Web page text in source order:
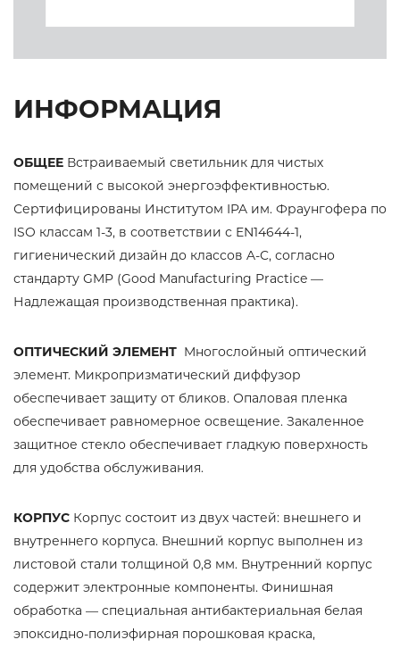
ИНФОРМАЦИЯ
ОБЩЕЕ Встраиваемый светильник для чистых
помещений с высокой энергоэффективностью.
Сертифицированы Институтом IPA им. Фраунгофера по
ISO классам 1-3, в соответствии с EN14644-1,
гигиенический дизайн до классов A-C, согласно
стандарту GMP (Good Manufacturing Practice —
Надлежащая производственная практика).
ОПТИЧЕСКИЙ ЭЛЕМЕНТ Mногослойный оптический
элемент. Микропризматический диффузор
обеспечивает защиту от бликов. Опаловая пленка
обеспечивает равномерное освещение. Закаленное
защитное стекло обеспечивает гладкую поверхность
для удобства обслуживания.
КОРПУС Корпус состоит из двух частей: внешнего и
внутреннего корпуса. Внешний корпус выполнен из
листовой стали толщиной 0,8 мм. Внутренний корпус
содержит электронные компоненты. Финишная
обработка — специальная антибактериальная белая
эпоксидно-полиэфирная порошковая краска,